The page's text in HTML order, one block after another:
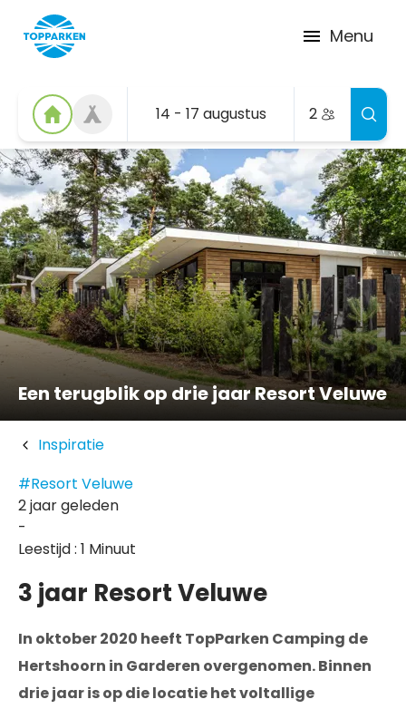
Menu
14 - 17 augustus 2
Een terugblik op drie jaar Resort Veluwe
Inspiratie
#Resort Veluwe
2 jaar geleden
-
Leestijd : 1 Minuut
3 jaar Resort Veluwe
In oktober 2020 heeft TopParken Camping de
Hertshoorn in Garderen overgenomen. Binnen
drie jaar is op die locatie het voltallige